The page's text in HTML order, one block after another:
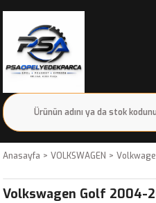
Anasayfa VOLKSWAGEN
Volkswagen Golf 2004-